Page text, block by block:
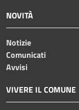
NOVITÀ
Notizie
Comunicati
Avvisi
VIVERE IL COMUNE